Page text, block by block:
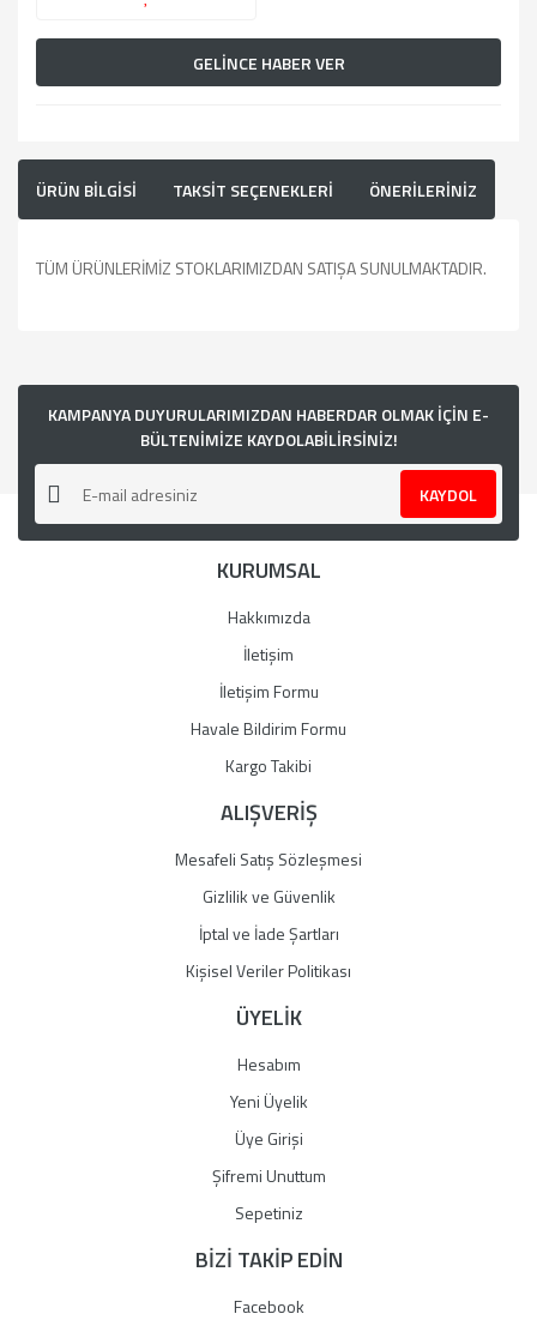
GELİNCE HABER VER
ÜRÜN BİLGİSİ TAKSİT SEÇENEKLERİ ÖNERİLERİNİZ
TÜM ÜRÜNLERİMİZ STOKLARIMIZDAN SATIŞA SUNULMAKTADIR.
kullanarak tarafımıza iletebilirsiniz.
Görüş ve önerileriniz için teşekkür ederiz.
Ürün resmi kalitesiz, bozuk veya görüntülenemiyor.
Ürün açıklamasında eksik bilgiler bulunuyor.
Ürün bilgilerinde hatalar bulunuyor.
Ürün fiyatı diğer sitelerden daha pahalı.
Gönder
KAMPANYA DUYURULARIMIZDAN HABERDAR OLMAK İÇİN E-
BÜLTENİMİZE KAYDOLABİLİRSİNİZ!
KAYDOL
KURUMSAL
Hakkımızda
İletişim
İletişim Formu
Havale Bildirim Formu
Kargo Takibi
ALIŞVERİŞ
Mesafeli Satış Sözleşmesi
Gizlilik ve Güvenlik
İptal ve İade Şartları
Kişisel Veriler Politikası
ÜYELİK
Hesabım
Yeni Üyelik
Üye Girişi
Şifremi Unuttum
Sepetiniz
BİZİ TAKİP EDİN
Facebook